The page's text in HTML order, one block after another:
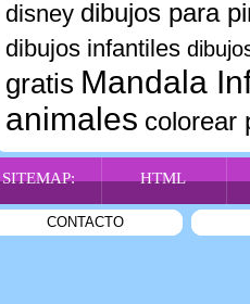
disney dibujos para
dibujos infantiles
gratis Mandala
animales colorear
SITEMAP: HTML
CONTACTO